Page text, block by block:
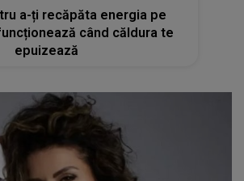
a-ți recăpăta energia pe
când căldura te
epuizează